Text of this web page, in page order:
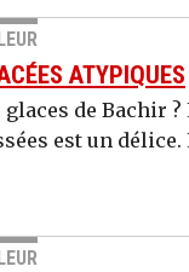
ATYPIQUES
glaces de Bachir
est un délice.